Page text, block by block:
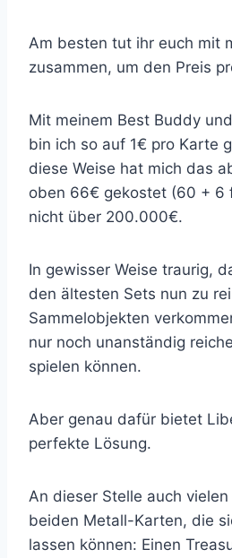
Am besten tut ihr euch mit
zusammen, um den Preis
Mit meinem Best Buddy
bin ich so auf 1€ pro Karte
diese Weise hat mich das
oben 66€ gekostet (60 + 6
nicht über 200.000€.
In gewisser Weise traurig,
den ältesten Sets nun zu
Sammelobjekten
nur noch unanständig
spielen können.
Aber genau dafür bietet
perfekte Lösung.
An dieser Stelle auch
beiden Metall-Karten, die
lassen können: Einen